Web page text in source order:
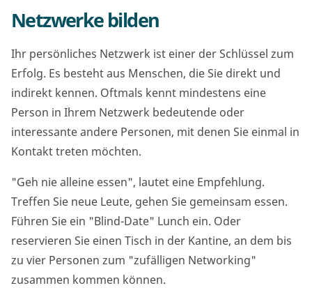
Netzwerke bilden
Ihr persönliches Netzwerk ist einer der Schlüssel zum
Erfolg. Es besteht aus Menschen, die Sie direkt und
indirekt kennen. Oftmals kennt mindestens eine
Person in Ihrem Netzwerk bedeutende oder
interessante andere Personen, mit denen Sie einmal in
Kontakt treten möchten.
"Geh nie alleine essen", lautet eine Empfehlung.
Treffen Sie neue Leute, gehen Sie gemeinsam essen.
Führen Sie ein "Blind-Date" Lunch ein. Oder
reservieren Sie einen Tisch in der Kantine, an dem bis
zu vier Personen zum "zufälligen Networking"
zusammen kommen können.